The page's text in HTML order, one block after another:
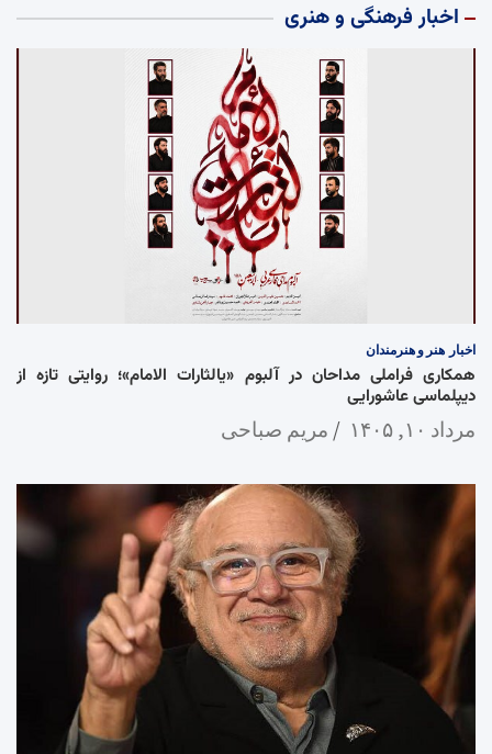
اخبار فرهنگی و هنری
اخبار هنر و هنرمندان
همکاری فراملی مداحان در آلبوم «یالثارات الامام»؛ روایتی تازه از
دیپلماسی عاشورایی
مرداد ۱۰, ۱۴۰۵ مریم صباحی